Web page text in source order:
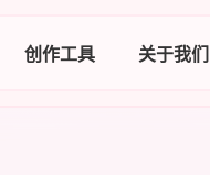
创作工具 关于我们